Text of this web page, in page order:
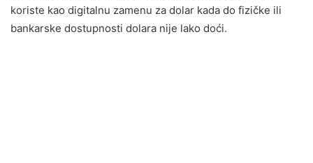
koriste kao digitalnu zamenu za dolar kada do fizičke ili
bankarske dostupnosti dolara nije lako doći.